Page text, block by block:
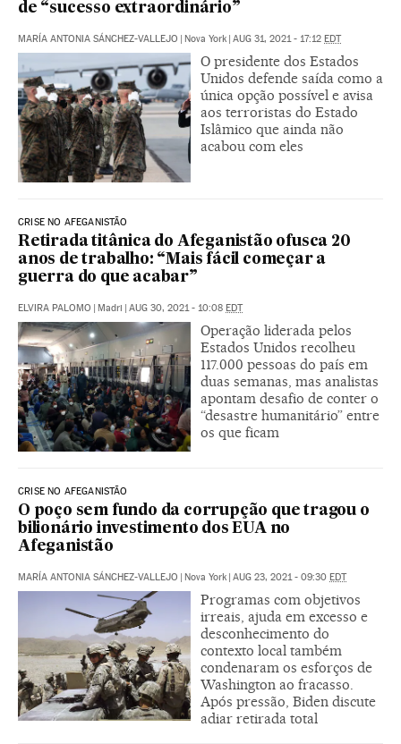
de “sucesso extraordinário”
MARÍA ANTONIA SÁNCHEZ-VALLEJO | Nova York | AUG 31, 2021 - 17:12 EDT
O presidente dos Estados
Unidos defende saída como a
única opção possível e avisa
aos terroristas do Estado
Islâmico que ainda não
acabou com eles
CRISE NO AFEGANISTÃO
Retirada titânica do Afeganistão ofusca 20
anos de trabalho: “Mais fácil começar a
guerra do que acabar”
ELVIRA PALOMO | Madri | AUG 30, 2021 - 10:08 EDT
Operação liderada pelos
Estados Unidos recolheu
117.000 pessoas do país em
duas semanas, mas analistas
apontam desafio de conter o
“desastre humanitário” entre
os que ficam
CRISE NO AFEGANISTÃO
O poço sem fundo da corrupção que tragou o
bilionário investimento dos EUA no
Afeganistão
MARÍA ANTONIA SÁNCHEZ-VALLEJO | Nova York | AUG 23, 2021 - 09:30 EDT
Programas com objetivos
irreais, ajuda em excesso e
desconhecimento do
contexto local também
condenaram os esforços de
Washington ao fracasso.
Após pressão, Biden discute
adiar retirada total